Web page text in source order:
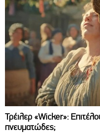
Τρέιλερ «Wicker»:
πνευματώδες;